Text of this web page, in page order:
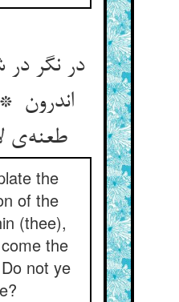
در نگر
اندرون
طعنه‌ی لا تبصرون
the
of the
(thee),
the
not ye